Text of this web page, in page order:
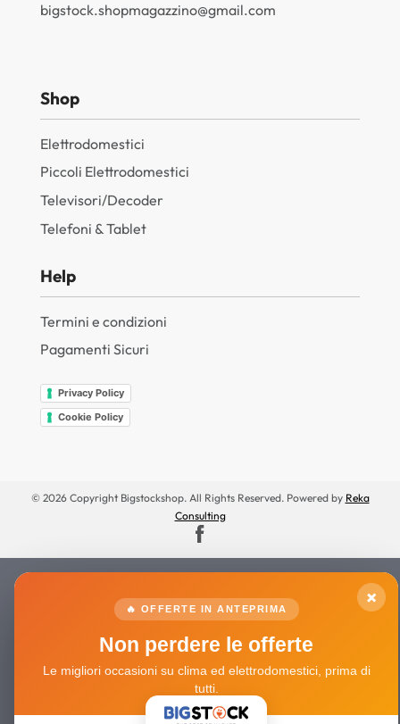
bigstock.shopmagazzino@gmail.com
Shop
Elettrodomestici
Piccoli Elettrodomestici
Televisori/Decoder
Telefoni & Tablet
Help
Termini e condizioni
Pagamenti Sicuri
Privacy Policy
Cookie Policy
© 2026 Copyright Bigstockshop. All Rights Reserved. Powered by Reka
Consulting
×
🔥 OFFERTE IN ANTEPRIMA
Non perdere le offerte
Le migliori occasioni su clima ed elettrodomestici, prima di
tutti.